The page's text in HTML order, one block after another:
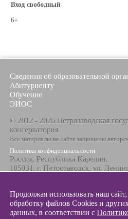
Вход свободный
6+
Сведения об образовательной
Абитуриенту
Обучение
ЭИОС
© 2012 - 2026 Петрозаводская
консерватория
Все материалы на сайте защищены
Политика конфиденциальности
Россия, Республика Карелия,
185031, г. Петрозаводск, ул.
+7 8142 67-23-67
Эл. почта
info@glazunovcons.ru
Продолжая использовать наш сайт,
обработку файлов Cookies и
данных, в соответствии с